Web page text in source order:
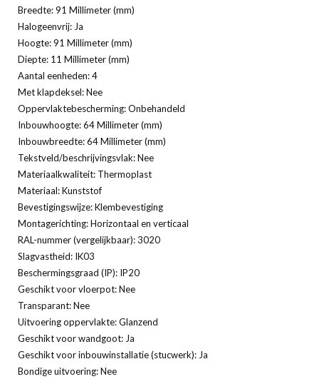
Breedte: 91 Millimeter (mm)
Halogeenvrij: Ja
Hoogte: 91 Millimeter (mm)
Diepte: 11 Millimeter (mm)
Aantal eenheden: 4
Met klapdeksel: Nee
Oppervlaktebescherming: Onbehandeld
Inbouwhoogte: 64 Millimeter (mm)
Inbouwbreedte: 64 Millimeter (mm)
Tekstveld/beschrijvingsvlak: Nee
Materiaalkwaliteit: Thermoplast
Materiaal: Kunststof
Bevestigingswijze: Klembevestiging
Montagerichting: Horizontaal en verticaal
RAL-nummer (vergelijkbaar): 3020
Slagvastheid: IK03
Beschermingsgraad (IP): IP20
Geschikt voor vloerpot: Nee
Transparant: Nee
Uitvoering oppervlakte: Glanzend
Geschikt voor wandgoot: Ja
Geschikt voor inbouwinstallatie (stucwerk): Ja
Bondige uitvoering: Nee